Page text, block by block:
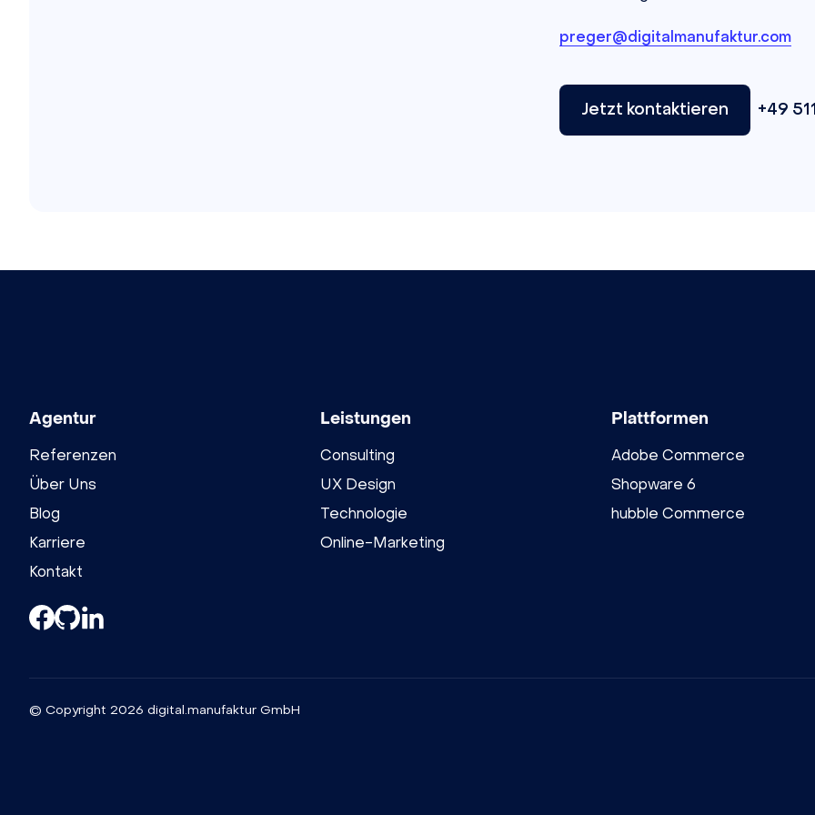
preger@digitalmanufaktur.com
Jetzt kontaktieren +49
Agentur
Referenzen
Über Uns
Blog
Karriere
Kontakt
Leistungen
Consulting
UX Design
Technologie
Online-Marketing
Plattformen
Adobe Commerce
Shopware 6
hubble Commerce
© Copyright 2026 digital.manufaktur GmbH